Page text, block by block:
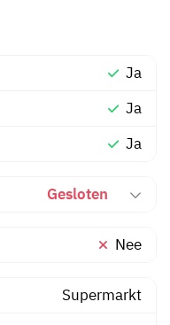
Ja
Ja
Ja
Gesloten
Nee
Supermarkt